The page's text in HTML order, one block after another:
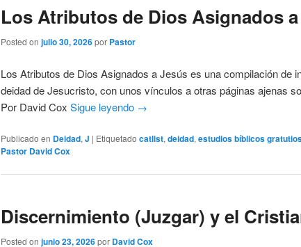
Los Atributos de Dios Asignados
Posted on julio 30, 2026por Pastor
Los Atributos de Dios Asignados a Jesús es una compilación de
deidad de Jesucristo, con unos vínculos a otras páginas ajenas
Por David Cox Sigue leyendo →
Publicado en Deidad, J | Etiquetado catlist, deidad, estudios bíblicos
Pastor David Cox
Discernimiento (Juzgar) y el
Posted on junio 23, 2026por David Cox